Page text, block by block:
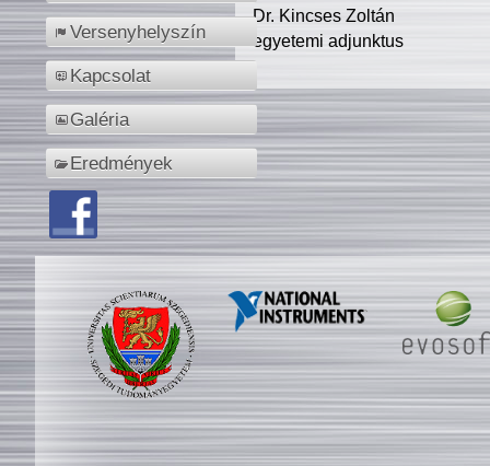
Versenyhelyszín
Kapcsolat
Galéria
Eredmények
Dr. Kincses Zoltán
egyetemi adjunktus